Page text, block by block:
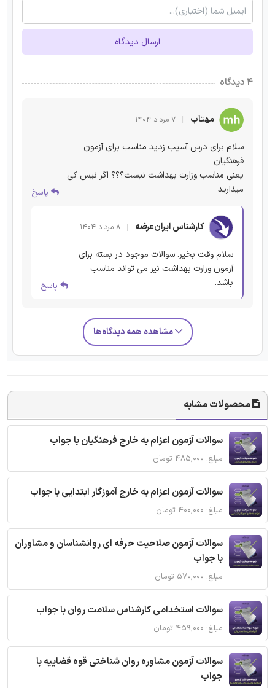
ارسال دیدگاه
۴ دیدگاه
مهتاب ۷ مرداد ۱۴۰۴
سلام برای درس آسیب زدید مناسب برای آزمون
فرهنگیان
یعنی مناسب وزارت بهداشت نیست؟؟؟ اگر نیس کی
میذارید
پاسخ
کارشناس ایران‌عرضه ۸ مرداد ۱۴۰۴
سلام وقت بخیر. سوالات موجود در بسته برای
آزمون وزارت بهداشت نیز می تواند مناسب
باشد.
پاسخ
مشاهده همه دیدگاه‌ها
محصولات مشابه
سوالات آزمون اعزام به خارج فرهنگیان با جواب
مبلغ: ۴۸۵,۰۰۰ تومان
سوالات آزمون اعزام به خارج آموزگار ابتدایی با جواب
مبلغ: ۴۰۰,۰۰۰ تومان
سوالات آزمون صلاحیت حرفه ای روانشناسان و مشاوران
با جواب
مبلغ: ۵۷۰,۰۰۰ تومان
سوالات استخدامی کارشناس سلامت روان با جواب
مبلغ: ۴۵۹,۰۰۰ تومان
سوالات آزمون مشاوره روان شناختی قوه قضاییه با
جواب